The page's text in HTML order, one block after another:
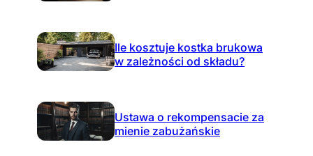
Ile kosztuje kostka brukowa
w zależności od składu?
Ustawa o rekompensacie za
mienie zabużańskie